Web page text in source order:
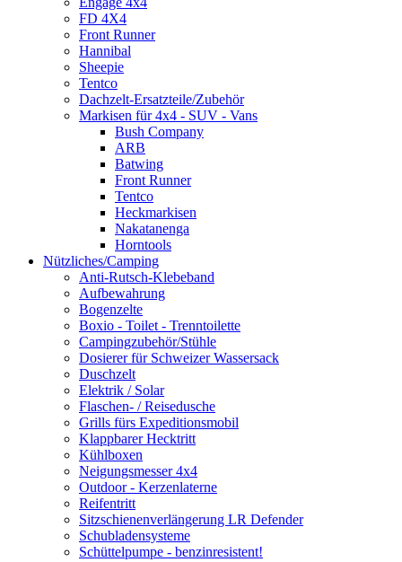
FD 4X4
Front Runner
Hannibal
Sheepie
Tentco
Dachzelt-Ersatzteile/Zubehör
Markisen für 4x4 - SUV - Vans
Bush Company
ARB
Batwing
Front Runner
Tentco
Heckmarkisen
Nakatanenga
Horntools
Nützliches/Camping
Anti-Rutsch-Klebeband
Aufbewahrung
Bogenzelte
Boxio - Toilet - Trenntoilette
Campingzubehör/Stühle
Dosierer für Schweizer Wassersack
Duschzelt
Elektrik / Solar
Flaschen- / Reisedusche
Grills fürs Expeditionsmobil
Klappbarer Hecktritt
Kühlboxen
Neigungsmesser 4x4
Outdoor - Kerzenlaterne
Reifentritt
Sitzschienenverlängerung LR Defender
Schubladensysteme
Schüttelpumpe - benzinresistent!